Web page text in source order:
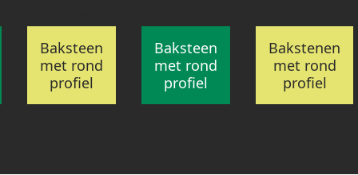
Baksteen
met rond
profiel
Baksteen
met rond
profiel
Bakstenen
met rond
profiel